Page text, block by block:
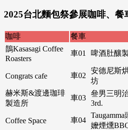
2025台北麵包祭參展咖啡、餐
咖啡 餐車
鵲Kasasagi Coffee
Roasters
車01 啤酒肚釀
Congrats cafe 車02
安德尼斯
坊
赫米斯&渡邊珈琲
製造所
車03
叄男三明
3rd.
Coffee Space 車04
Taugamma
嬤煙燻